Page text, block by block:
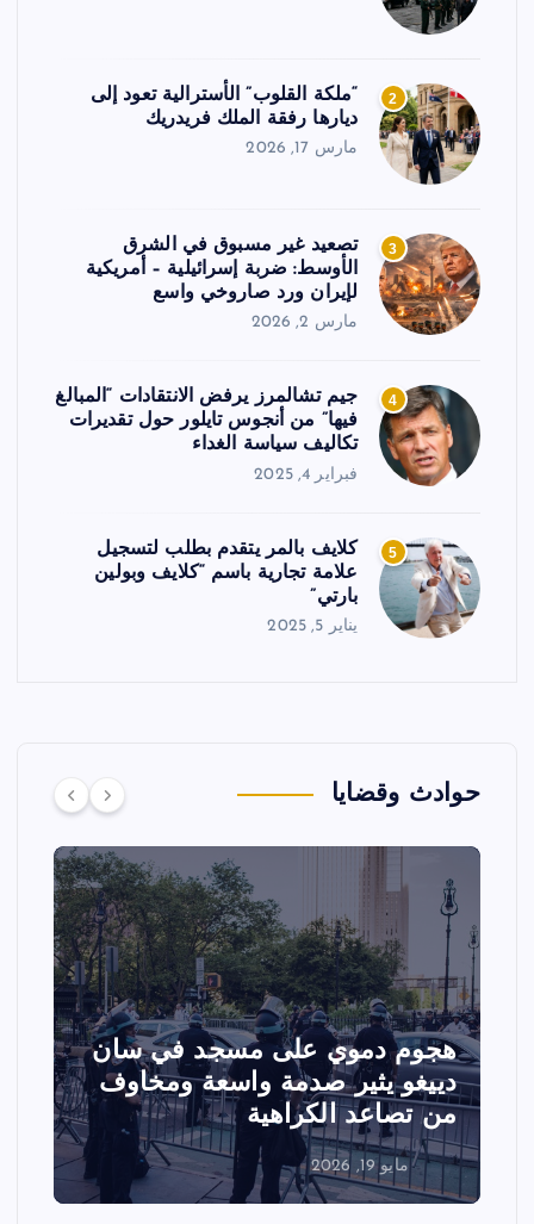
2
“ملكة القلوب” الأسترالية تعود إلى
ديارها رفقة الملك فريدريك
مارس 17, 2026
3
تصعيد غير مسبوق في الشرق
الأوسط: ضربة إسرائيلية – أمريكية
لإيران ورد صاروخي واسع
مارس 2, 2026
4
جيم تشالمرز يرفض الانتقادات “المبالغ
فيها” من أنجوس تايلور حول تقديرات
تكاليف سياسة الغداء
فبراير 4, 2025
5
كلايف بالمر يتقدم بطلب لتسجيل
علامة تجارية باسم “كلايف وبولين
بارتي”
يناير 5, 2025
حوادث وقضايا
هجوم دموي على مسجد في سان
دييغو يثير صدمة واسعة ومخاوف
من تصاعد الكراهية
مايو 19, 2026